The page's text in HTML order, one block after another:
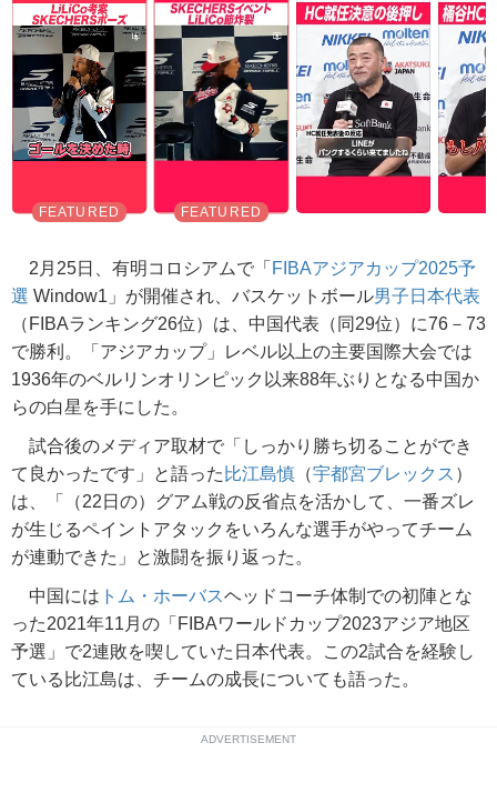
2月25日、有明コロシアムで「 FIBAアジアカップ2025予
選 Window1」が開催され、バスケットボール男子日本代表
（FIBAランキング26位）は、中国代表（同29位）に76－73
で勝利。「アジアカップ」レベル以上の主要国際大会では
1936年のベルリンオリンピック以来88年ぶりとなる中国か
らの白星を手にした。
試合後のメディア取材で「しっかり勝ち切ることができ
て良かったです」と語った 比江島慎 （宇都宮ブレックス ）
は、「（22日の）グアム戦の反省点を活かして、一番ズレ
が生じるペイントアタックをいろんな選手がやってチーム
が連動できた」と激闘を振り返った。
中国には トム・ホーバスヘッドコーチ体制での初陣とな
った2021年11月の「FIBAワールドカップ2023アジア地区
予選」で2連敗を喫していた日本代表。この2試合を経験し
ている比江島は、チームの成長についても語った。
ADVERTISEMENT